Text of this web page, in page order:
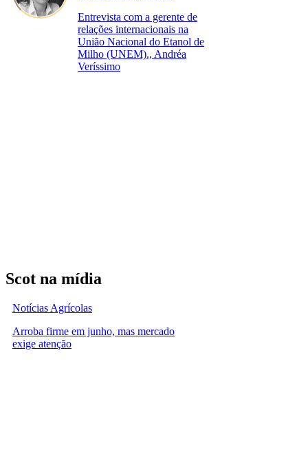
Entrevista com a gerente de
relações internacionais na
União Nacional do Etanol de
Milho (UNEM)., Andréa
Veríssimo
Scot na mídia
Notícias Agrícolas
Arroba firme em junho, mas mercado
exige atenção